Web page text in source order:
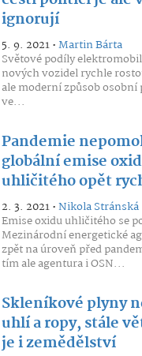
ignorují
5. 9. 2021 •Martin Bárta
Světové podíly
nových vozidel rychle
ale moderní způsob osobní
ve...
Pandemie
globální emise
uhličitého opět
2. 3. 2021 •Nikola Stránská
Emise oxidu uhličitého se
Mezinárodní energetické
zpět na úroveň před
tím ale agentura i OSN...
Skleníkové plyny
uhlí a ropy, stále
je i zemědělství